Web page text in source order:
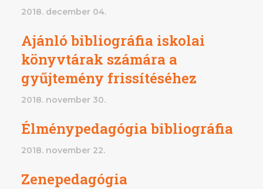
2018. december 04.
Ajánló bibliográfia iskolai
könyvtárak számára a
gyűjtemény frissítéséhez
2018. november 30.
Élménypedagógia bibliográfia
2018. november 22.
Zenepedagógia